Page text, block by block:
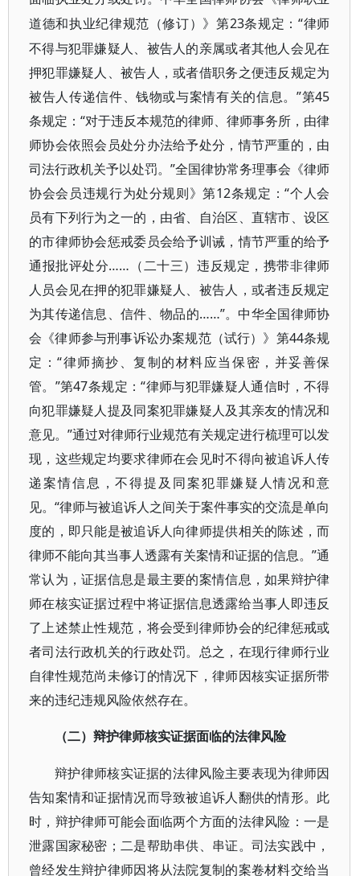
道德和执业纪律规范（修订）》第23条规定：“律师
不得与犯罪嫌疑人、被告人的亲属或者其他人会见在
押犯罪嫌疑人、被告人，或者借职务之便违反规定为
被告人传递信件、钱物或与案情有关的信息。”第45
条规定：“对于违反本规范的律师、律师事务所，由律
师协会依照会员处分办法给予处分，情节严重的，由
司法行政机关予以处罚。”全国律协常务理事会《律师
协会会员违规行为处分规则》第12条规定：“个人会
员有下列行为之一的，由省、自治区、直辖市、设区
的市律师协会惩戒委员会给予训诫，情节严重的给予
通报批评处分……（二十三）违反规定，携带非律师
人员会见在押的犯罪嫌疑人、被告人，或者违反规定
为其传递信息、信件、物品的……”。中华全国律师协
会《律师参与刑事诉讼办案规范（试行）》第44条规
定：“律师摘抄、复制的材料应当保密，并妥善保
管。”第47条规定：“律师与犯罪嫌疑人通信时，不得
向犯罪嫌疑人提及同案犯罪嫌疑人及其亲友的情况和
意见。”通过对律师行业规范有关规定进行梳理可以发
现，这些规定均要求律师在会见时不得向被追诉人传
递案情信息，不得提及同案犯罪嫌疑人情况和意
见。“律师与被追诉人之间关于案件事实的交流是单向
度的，即只能是被追诉人向律师提供相关的陈述，而
律师不能向其当事人透露有关案情和证据的信息。”通
常认为，证据信息是最主要的案情信息，如果辩护律
师在核实证据过程中将证据信息透露给当事人即违反
了上述禁止性规范，将会受到律师协会的纪律惩戒或
者司法行政机关的行政处罚。总之，在现行律师行业
自律性规范尚未修订的情况下，律师因核实证据所带
来的违纪违规风险依然存在。
（二）辩护律师核实证据面临的法律风险
辩护律师核实证据的法律风险主要表现为律师因
告知案情和证据情况而导致被追诉人翻供的情形。此
时，辩护律师可能会面临两个方面的法律风险：一是
泄露国家秘密；二是帮助串供、串证。司法实践中，
曾经发生辩护律师因将从法院复制的案卷材料交给当